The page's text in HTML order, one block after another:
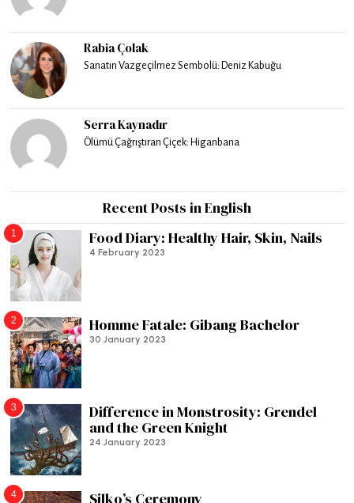
Rabia Çolak
Sanatın Vazgeçilmez Sembolü: Deniz Kabuğu
Serra Kaynadır
Ölümü Çağrıştıran Çiçek: Higanbana
Recent Posts in English
1 Food Diary: Healthy Hair, Skin, Nails
4 February 2023
2 Homme Fatale: Gibang Bachelor
30 January 2023
3
Difference in Monstrosity: Grendel
and the Green Knight
24 January 2023
4 Silko’s Ceremony